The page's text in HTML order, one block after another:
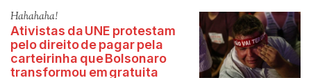
Hahahaha!
Ativistas da UNE protestam
pelo direito de pagar pela
carteirinha que Bolsonaro
transformou em gratuita